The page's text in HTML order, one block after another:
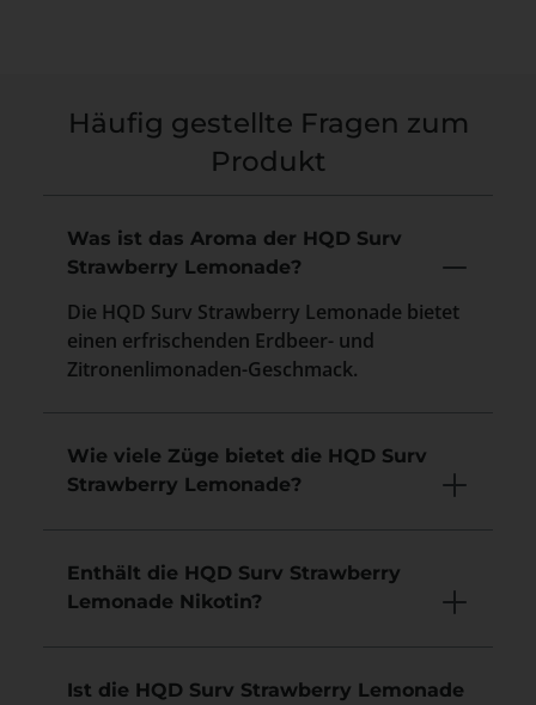
Häufig gestellte Fragen zum
Produkt
Was ist das Aroma der HQD Surv
Strawberry Lemonade?
Die HQD Surv Strawberry Lemonade bietet
einen erfrischenden Erdbeer- und
Zitronenlimonaden-Geschmack.
Wie viele Züge bietet die HQD Surv
Strawberry Lemonade?
Enthält die HQD Surv Strawberry
Lemonade Nikotin?
Ist die HQD Surv Strawberry Lemonade